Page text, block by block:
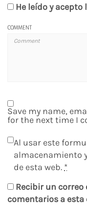
He leído y acepto
COMMENT
Save my name,
for the next time I
Al usar este
almacenamiento
de esta web. *
Recibir un
comentarios a esta